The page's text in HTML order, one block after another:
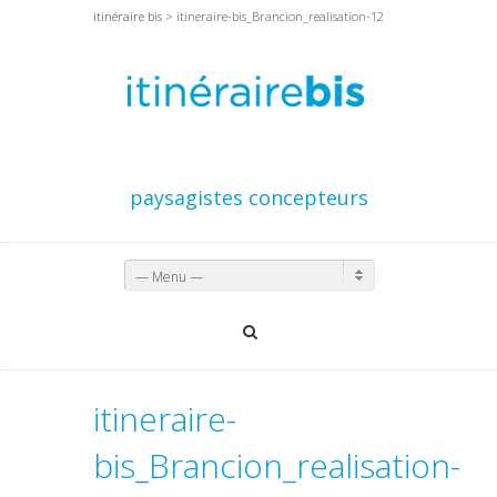
itinéraire bis > itineraire-bis_Brancion_realisation-12
paysagistes concepteurs
— Menu —
itineraire-
bis_Brancion_realisation-